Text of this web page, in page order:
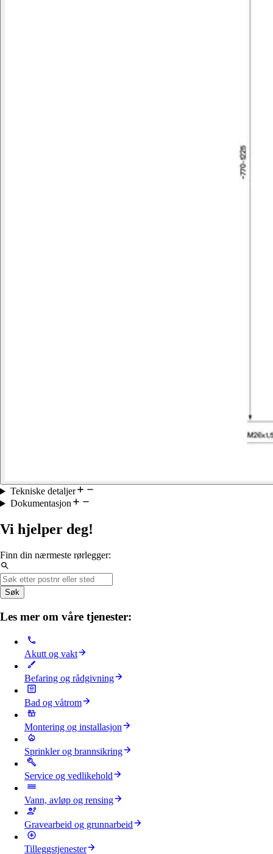
Tekniske detaljer
Dokumentasjon
Vi hjelper deg!
Finn din nærmeste rørlegger:
Søk
Les mer om våre tjenester:
Akutt og vakt
Befaring og rådgivning
Bad og våtrom
Montering og installasjon
Sprinkler og brannsikring
Service og vedlikehold
Vann, avløp og rensing
Gravearbeid og grunnarbeid
Tilleggstjenester